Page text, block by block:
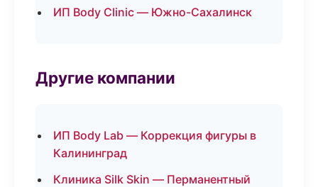
ИП Body Clinic — Южно-Сахалинск
Другие компании
ИП Body Lab — Коррекция фигуры в
Калининград
Клиника Silk Skin — Перманентный